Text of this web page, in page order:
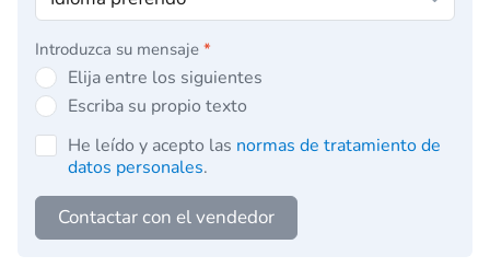
Introduzca su mensaje *
Elija entre los siguientes
Escriba su propio texto
He leído y acepto las normas de tratamiento de
datos personales.
Contactar con el vendedor